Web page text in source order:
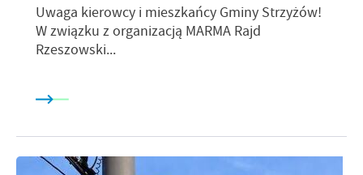
Uwaga kierowcy i mieszkańcy Gminy Strzyżów!
W związku z organizacją MARMA Rajd
Rzeszowski...